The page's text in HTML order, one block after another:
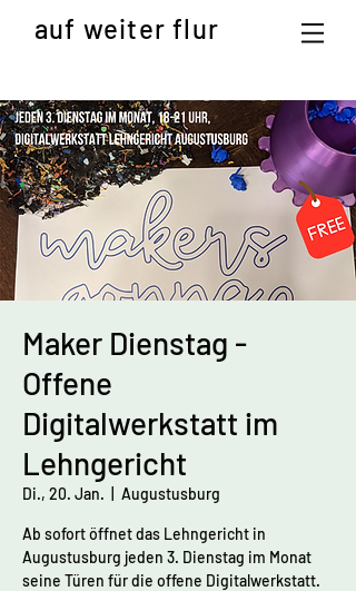
auf weiter flur
Maker Dienstag -
Offene
Digitalwerkstatt im
Lehngericht
Di., 20. Jan. Augustusburg
Ab sofort öffnet das Lehngericht in
Augustusburg jeden 3. Dienstag im Monat
seine Türen für die offene Digitalwerkstatt.